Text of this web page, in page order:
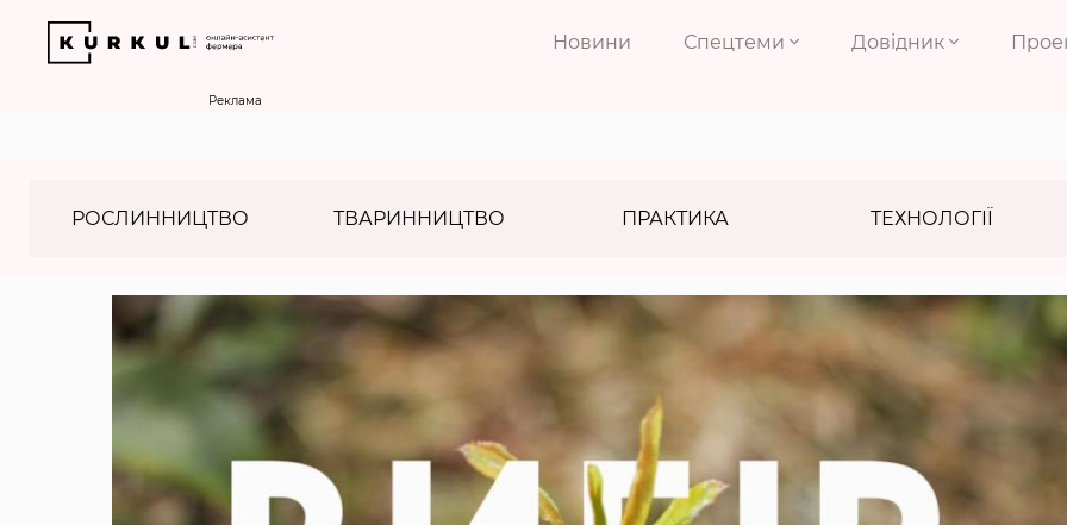
Новини Спецтеми Довідник
Реклама
РОСЛИННИЦТВО ТВАРИННИЦТВО ПРАКТИКА ТЕХНОЛОГІЇ